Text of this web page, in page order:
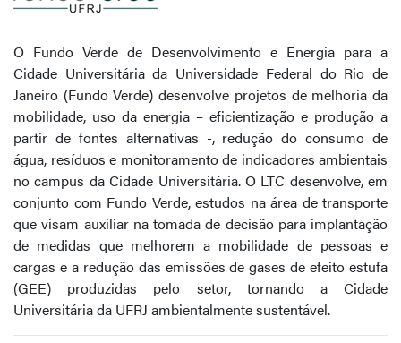
O Fundo Verde de Desenvolvimento e Energia para a
Cidade Universitária da Universidade Federal do Rio de
Janeiro (Fundo Verde) desenvolve projetos de melhoria da
mobilidade, uso da energia – eficientização e produção a
partir de fontes alternativas -, redução do consumo de
água, resíduos e monitoramento de indicadores ambientais
no campus da Cidade Universitária. O LTC desenvolve, em
conjunto com Fundo Verde, estudos na área de transporte
que visam auxiliar na tomada de decisão para implantação
de medidas que melhorem a mobilidade de pessoas e
cargas e a redução das emissões de gases de efeito estufa
(GEE) produzidas pelo setor, tornando a Cidade
Universitária da UFRJ ambientalmente sustentável.